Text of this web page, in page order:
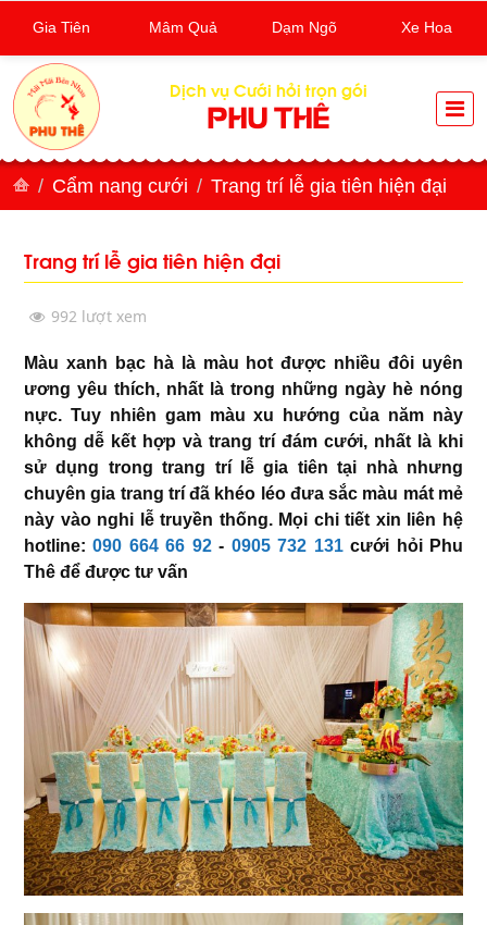
Dịch vụ Cưới hỏi trọn gói
PHU THÊ
Cẩm nang cưới Trang trí lễ gia tiên hiện đại
Trang trí lễ gia tiên hiện đại
992 lượt xem
Màu xanh bạc hà là màu hot được nhiều đôi uyên
ương yêu thích, nhất là trong những ngày hè nóng
nực. Tuy nhiên gam màu xu hướng của năm này
không dễ kết hợp và trang trí đám cưới, nhất là khi
sử dụng trong trang trí lễ gia tiên tại nhà nhưng
chuyên gia trang trí đã khéo léo đưa sắc màu mát mẻ
này vào nghi lễ truyền thống. Mọi chi tiết xin liên hệ
hotline:090 664 66 92- 0905 732 131cưới hỏi Phu
Thê để được tư vấn
Gia Tiên Mâm Quả Dạm Ngõ Xe Hoa